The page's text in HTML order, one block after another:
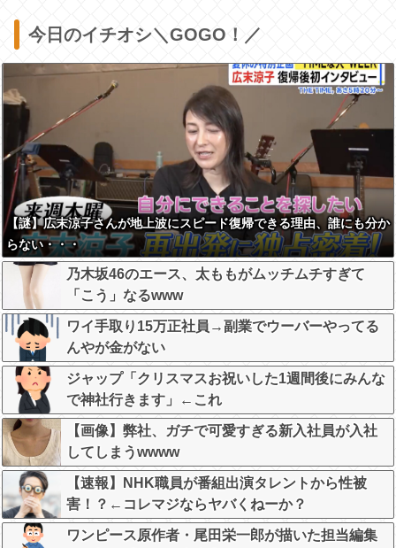
今日のイチオシ＼GOGO！／
【謎】広末涼子さんが地上波にスピード復帰できる理由、誰にも分か
らない・・・
乃木坂46のエース、太ももがムッチムチすぎて
「こう」なるwww
ワイ手取り15万正社員→副業でウーバーやってる
んやが金がない
ジャップ「クリスマスお祝いした1週間後にみんな
で神社行きます」←これ
【画像】弊社、ガチで可愛すぎる新入社員が入社
してしまうwwww
【速報】NHK職員が番組出演タレントから性被
害！？←コレマジならヤバくねーか？
ワンピース原作者・尾田栄一郎が描いた担当編集